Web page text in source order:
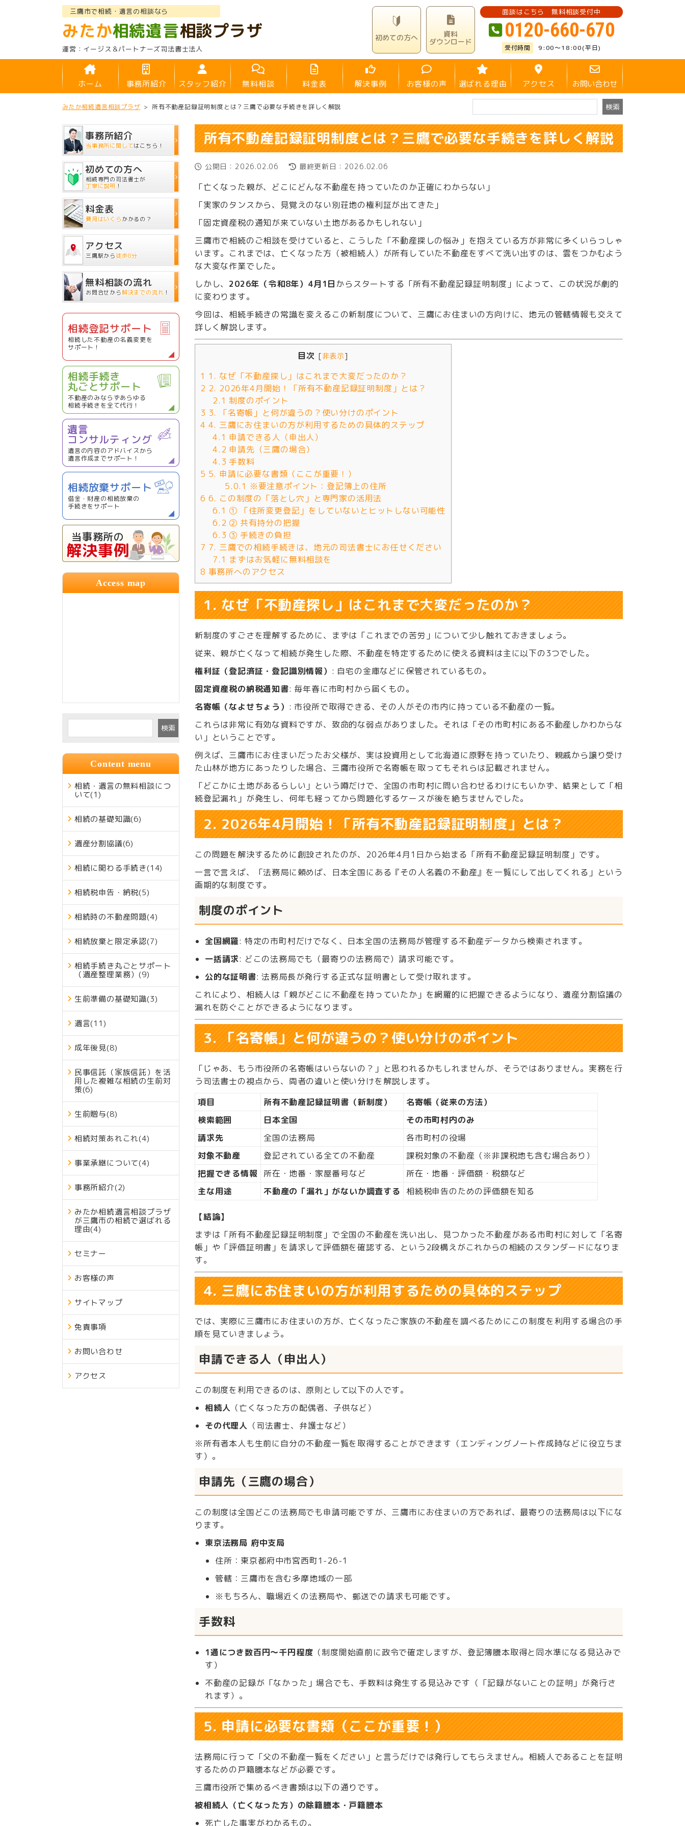
三鷹市で相続・遺言の相談なら
みたか相続遺言相談プラザ
イージス＆パートナーズ司法書士法人
初めての方へ 資料
ダウンロード
面談はこちら 無料相談受付中
0120-660-670
9:00～18:00(平日)
ホーム 事務所紹介 スタッフ紹介 無料相談 料金表 解決事例 お客様の声 選ばれる理由 アクセス お問い合わせ
みたか相続遺言相談プラザ > 所有不動産記録証明制度とは？三鷹で必要な手続きを詳しく解説
所有不動産記録証明制度とは？三鷹で必要な手続きを詳しく解説
公開日：2026.02.06 最終更新日：2026.02.06
「亡くなった親が、どこにどんな不動産を持っていたのか正確にわからない」
「実家のタンスから、見覚えのない別荘地の権利証が出てきた」
「固定資産税の通知が来ていない土地があるかもしれない」
三鷹市で相続のご相談を受けていると、こうした「不動産探しの悩み」を抱えている方が非常に多くいらっしゃ
います。これまでは、亡くなった方（被相続人）が所有していた不動産をすべて洗い出すのは、雲をつかむよう
な大変な作業でした。
しかし、 2026年（令和8年）4月1日 からスタートする「所有不動産記録証明制度」によって、この状況が劇的
に変わります。
今回は、相続手続きの常識を変えるこの新制度について、三鷹にお住まいの方向けに、地元の管轄情報も交えて
詳しく解説します。
目次 [非表示]
1 1. なぜ「不動産探し」はこれまで大変だったのか？
2 2. 2026年4月開始！「所有不動産記録証明制度」とは？
2.1 制度のポイント
3 3. 「名寄帳」と何が違うの？使い分けのポイント
4 4. 三鷹にお住まいの方が利用するための具体的ステップ
4.1 申請できる人（申出人）
4.2 申請先（三鷹の場合）
4.3 手数料
5 5. 申請に必要な書類（ここが重要！）
5.0.1 ※要注意ポイント：登記簿上の住所
6 6. この制度の「落とし穴」と専門家の活用法
6.1 ① 「住所変更登記」をしていないとヒットしない可能性
6.2 ② 共有持分の把握
6.3 ③ 手続きの負担
7 7. 三鷹での相続手続きは、地元の司法書士にお任せください
7.1 まずはお気軽に無料相談を
8 事務所へのアクセス
1. なぜ「不動産探し」はこれまで大変だったのか？
新制度のすごさを理解するために、まずは「これまでの苦労」について少し触れておきましょう。
従来、親が亡くなって相続が発生した際、不動産を特定するために使える資料は主に以下の3つでした。
権利証（登記済証・登記識別情報） : 自宅の金庫などに保管されているもの。
固定資産税の納税通知書: 毎年春に市町村から届くもの。
名寄帳（なよせちょう） : 市役所で取得できる、その人がその市内に持っている不動産の一覧。
これらは非常に有効な資料ですが、致命的な弱点がありました。それは「その市町村にある不動産しかわからな
い」ということです。
例えば、三鷹市にお住まいだったお父様が、実は投資用として北海道に原野を持っていたり、親戚から譲り受け
た山林が地方にあったりした場合、三鷹市役所で名寄帳を取ってもそれらは記載されません。
「どこかに土地があるらしい」という噂だけで、全国の市町村に問い合わせるわけにもいかず、結果として「相
続登記漏れ」が発生し、何年も経ってから問題化するケースが後を絶ちませんでした。
2. 2026年4月開始！「所有不動産記録証明制度」とは？
この問題を解決するために創設されたのが、2026年4月1日から始まる「所有不動産記録証明制度」です。
一言で言えば、「法務局に頼めば、日本全国にある『その人名義の不動産』を一覧にして出してくれる」という
画期的な制度です。
制度のポイント
全国網羅: 特定の市町村だけでなく、日本全国の法務局が管理する不動産データから検索されます。
一括請求: どこの法務局でも（最寄りの法務局で）請求可能です。
公的な証明書: 法務局長が発行する正式な証明書として受け取れます。
これにより、相続人は「親がどこに不動産を持っていたか」を網羅的に把握できるようになり、遺産分割協議の
漏れを防ぐことができるようになります。
3. 「名寄帳」と何が違うの？使い分けのポイント
「じゃあ、もう市役所の名寄帳はいらないの？」と思われるかもしれませんが、そうではありません。実務を行
う司法書士の視点から、両者の違いと使い分けを解説します。
項目
所有不動産記録証明書（新制度）
名寄帳（従来の方法）
検索範囲
日本全国
その市町村内のみ
請求先
全国の法務局
各市町村の役場
対象不動産
登記されている全ての不動産
課税対象の不動産（※非課税地も含む場合あり）
把握できる情報
所在・地番・家屋番号など
所在・地番・評価額・税額など
主な用途
不動産の「漏れ」がないか調査する 相続税申告のための評価額を知る
【結論】
まずは「所有不動産記録証明制度」で全国の不動産を洗い出し、見つかった不動産がある市町村に対して「名寄
帳」や「評価証明書」を請求して評価額を確認する、という2段構えがこれからの相続のスタンダードになりま
す。
4. 三鷹にお住まいの方が利用するための具体的ステップ
では、実際に三鷹市にお住まいの方が、亡くなったご家族の不動産を調べるためにこの制度を利用する場合の手
順を見ていきましょう。
申請できる人（申出人）
この制度を利用できるのは、原則として以下の人です。
相続人 （亡くなった方の配偶者、子供など）
その代理人 （司法書士、弁護士など）
※所有者本人も生前に自分の不動産一覧を取得することができます（エンディングノート作成時などに役立ちま
す）。
申請先（三鷹の場合）
この制度は全国どこの法務局でも申請可能ですが、三鷹市にお住まいの方であれば、最寄りの法務局は以下にな
ります。
東京法務局 府中支局
住所：東京都府中市宮西町1-26-1
管轄：三鷹市を含む多摩地域の一部
※もちろん、職場近くの法務局や、郵送での請求も可能です。
手数料
1通につき数百円〜千円程度 （制度開始直前に政令で確定しますが、登記簿謄本取得と同水準になる見込みで
す）
不動産の記録が「なかった」場合でも、手数料は発生する見込みです（「記録がないことの証明」が発行さ
れます）。
5. 申請に必要な書類（ここが重要！）
法務局に行って「父の不動産一覧をください」と言うだけでは発行してもらえません。相続人であることを証明
するための戸籍謄本などが必要です。
三鷹市役所で集めるべき書類は以下の通りです。
被相続人（亡くなった方）の除籍謄本・戸籍謄本
死亡した事実がわかるもの。
事務所紹介
当事務所に関してはこちら！
初めての方へ
相続専門の司法書士が
丁寧に説明 ！
料金表
費用はいくらかかるの？
アクセス
三鷹駅から徒歩8分
無料相談の流れ
お問合せから解決までの流れ ！
相続登記サポート
相続した不動産の名義変更を
サポート！
相続手続き
丸ごとサポート
不動産のみならずあらゆる
相続手続きを全て代行！
遺言
コンサルティング
遺言の内容のアドバイスから
遺言作成までサポート！
相続放棄サポート
借金・財産の相続放棄の
手続きをサポート
当事務所の
解決事例
Access map
検索
Content menu
相続・遺言の無料相談につ
いて(1)
相続の基礎知識(6)
遺産分割協議(6)
相続に関わる手続き(14)
相続税申告・納税(5)
相続時の不動産問題(4)
相続放棄と限定承認(7)
相続手続き丸ごとサポート
（遺産整理業務）(9)
生前準備の基礎知識(3)
遺言(11)
成年後見(8)
民事信託（家族信託）を活
用した複雑な相続の生前対
策(6)
生前贈与(8)
相続対策あれこれ(4)
事業承継について(4)
事務所紹介(2)
みたか相続遺言相談プラザ
が三鷹市の相続で選ばれる
理由(4)
セミナー
お客様の声
サイトマップ
免責事項
お問い合わせ
アクセス